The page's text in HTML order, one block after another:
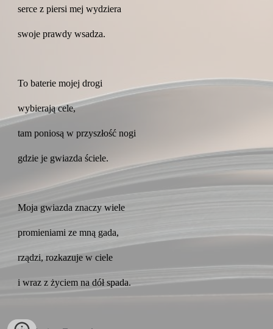
serce z piersi mej wydziera
swoje prawdy wsadza.
To baterie mojej drogi
wybierają cele,
tam poniosą w przyszłość nogi
gdzie je gwiazda ściele.
Moja gwiazda znaczy wiele
promieniami ze mną gada,
rządzi, rozkazuje w ciele
i wraz z życiem na dół spada.